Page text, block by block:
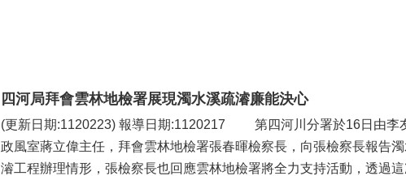
四河局拜會雲林地檢署展現濁水溪疏濬廉能決心
(更新日期:1120223) 報導日期:1120217 第四河川分署於16日由李友平局長與管理課施陽東課長、
政風室蔣立偉主任，拜會雲林地檢署張春暉檢察長，向張檢察長報告
濬工程辦理情形，張檢察長也回應雲林地檢署將全力支持活動，透過這